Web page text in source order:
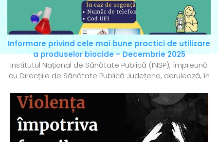
Informare privind cele mai bune practici de utilizare
a produselor biocide – Decembrie 2025
Institutul Național de Sănătate Publică (INSP), împreună
cu Direcțiile de Sănătate Publică Județene, derulează, în